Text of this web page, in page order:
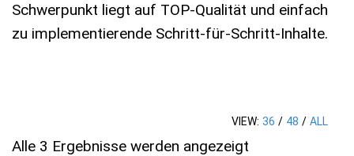
Schwerpunkt liegt auf TOP-Qualität und einfach
zu implementierende Schritt-für-Schritt-Inhalte.
VIEW: 36 / 48 / ALL
Alle 3 Ergebnisse werden angezeigt